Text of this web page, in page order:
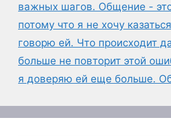
важных шагов. Общение -
потому что я не хочу
говорю ей. Что происходит
больше не повторит этой
я доверяю ей еще больше.